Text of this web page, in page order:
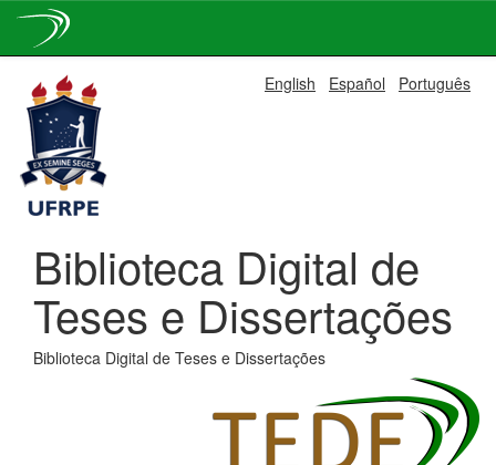
navigation
English Español Português
Biblioteca Digital de
Teses e Dissertações
Biblioteca Digital de Teses e Dissertações